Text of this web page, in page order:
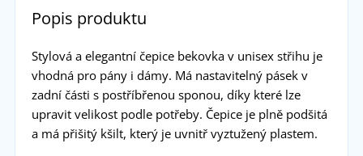
Popis produktu
Stylová a elegantní čepice bekovka v unisex střihu je
vhodná pro pány i dámy. Má nastavitelný pásek v
zadní části s postříbřenou sponou, díky které lze
upravit velikost podle potřeby. Čepice je plně podšitá
a má přišitý kšilt, který je uvnitř vyztužený plastem.